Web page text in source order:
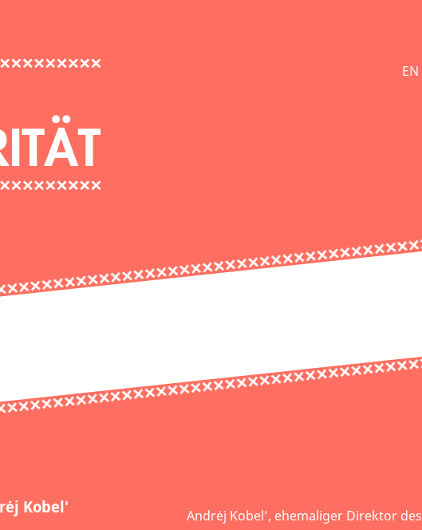
EN
Kobel'
Andrėj Kobel’, ehemaliger Direktor des